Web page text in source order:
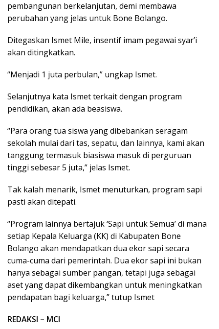
pembangunan berkelanjutan, demi membawa
perubahan yang jelas untuk Bone Bolango.
Ditegaskan Ismet Mile, insentif imam pegawai syar’i
akan ditingkatkan.
“Menjadi 1 juta perbulan,” ungkap Ismet.
Selanjutnya kata Ismet terkait dengan program
pendidikan, akan ada beasiswa.
“Para orang tua siswa yang dibebankan seragam
sekolah mulai dari tas, sepatu, dan lainnya, kami akan
tanggung termasuk biasiswa masuk di perguruan
tinggi sebesar 5 juta,” jelas Ismet.
Tak kalah menarik, Ismet menuturkan, program sapi
pasti akan ditepati.
“Program lainnya bertajuk ‘Sapi untuk Semua’ di mana
setiap Kepala Keluarga (KK) di Kabupaten Bone
Bolango akan mendapatkan dua ekor sapi secara
cuma-cuma dari pemerintah. Dua ekor sapi ini bukan
hanya sebagai sumber pangan, tetapi juga sebagai
aset yang dapat dikembangkan untuk meningkatkan
pendapatan bagi keluarga,” tutup Ismet
REDAKSI – MCI